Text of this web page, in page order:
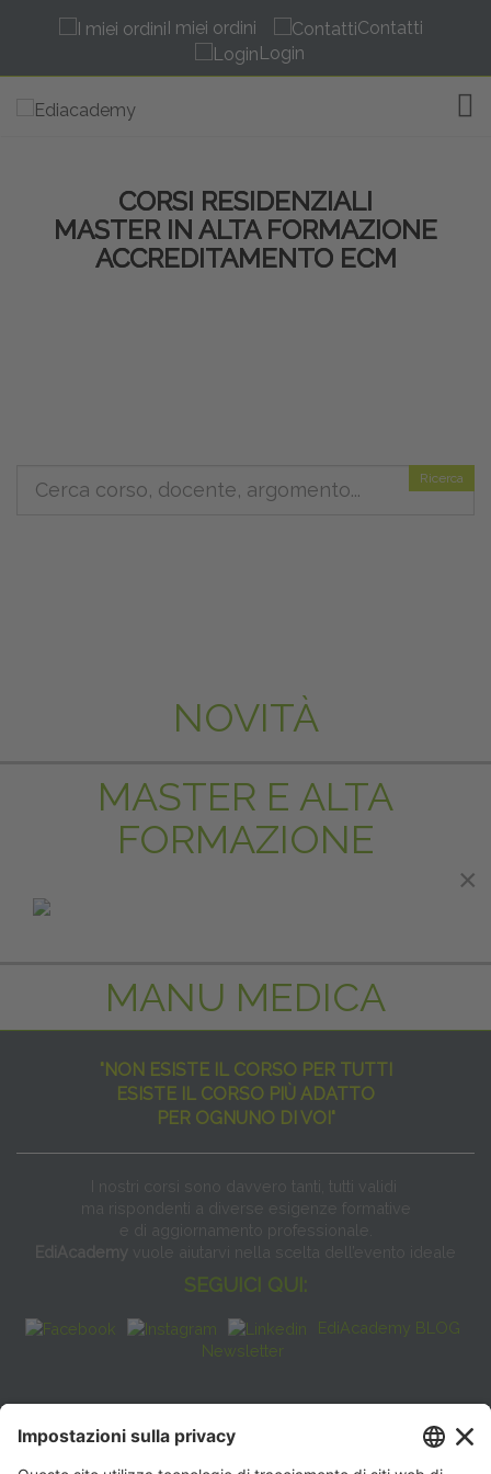
I miei ordini
Contatti
Login
CORSI RESIDENZIALI
MASTER IN ALTA FORMAZIONE
ACCREDITAMENTO ECM
Ricerca
NOVITÀ
MASTER E ALTA
FORMAZIONE
MANU MEDICA
"NON ESISTE IL CORSO PER TUTTI
ESISTE IL CORSO PIÙ ADATTO
PER OGNUNO DI VOI"
I nostri corsi sono davvero tanti, tutti validi
ma rispondenti a diverse esigenze formative
e di aggiornamento professionale.
EdiAcademy vuole aiutarvi nella scelta dell’evento ideale
SEGUICI QUI:
EdiAcademy BLOG
Newsletter
FAQ
×
×